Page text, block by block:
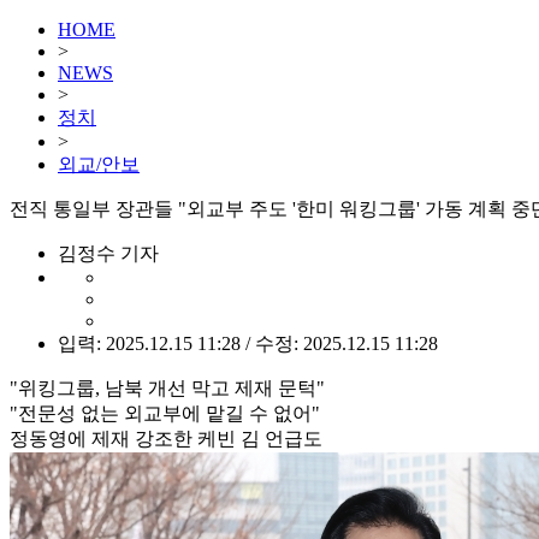
HOME
>
NEWS
>
정치
>
외교/안보
전직 통일부 장관들 "외교부 주도 '한미 워킹그룹' 가동 계획 중
김정수 기자
입력: 2025.12.15 11:28 / 수정: 2025.12.15 11:28
"위킹그룹, 남북 개선 막고 제재 문턱"
"전문성 없는 외교부에 맡길 수 없어"
정동영에 제재 강조한 케빈 김 언급도